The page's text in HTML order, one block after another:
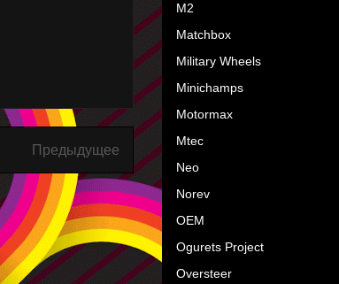
Предыдущее
M2
Matchbox
Military Wheels
Minichamps
Motormax
Mtec
Neo
Norev
OEM
Ogurets Project
Oversteer